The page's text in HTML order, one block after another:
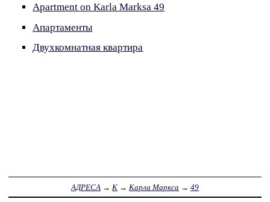
Apartment on Karla Marksa 49
Апартаменты
Двухкомнатная квартира
АДРЕСА → К → Карла Маркса → 49